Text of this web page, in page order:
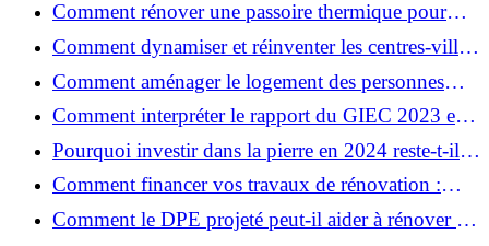
Comment rénover une passoire thermique pour
une maison durable ?
Comment dynamiser et réinventer les centres-villes
avec Action Cœur de Ville ?
Comment aménager le logement des personnes
âgées et obtenir des aides financières ?
Comment interpréter le rapport du GIEC 2023 et
en retenir l'essentiel ?
Pourquoi investir dans la pierre en 2024 reste-t-il
un choix sûr ?
Comment financer vos travaux de rénovation :
aides, prêts et solutions pratiques ?
Comment le DPE projeté peut-il aider à rénover et